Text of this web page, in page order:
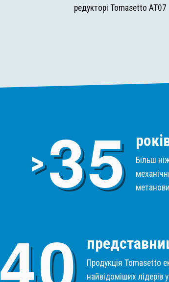
редукторі Tomasetto AT07
>
Більш
Продукція Tomasetto
найвідоміших лідерів